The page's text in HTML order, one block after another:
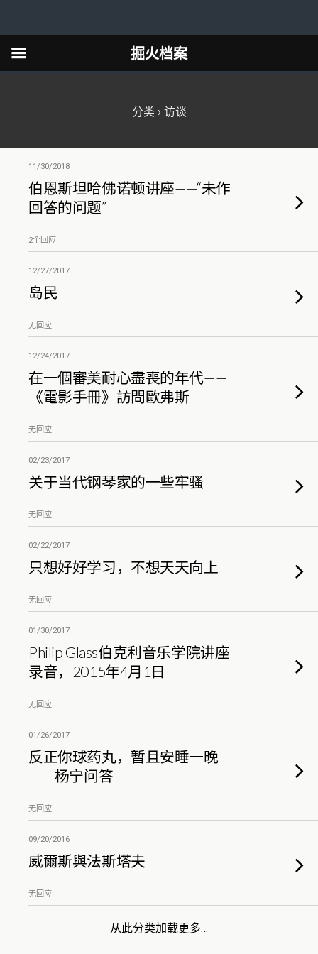
分类 › 访谈
11/30/2018
伯恩斯坦哈佛诺顿讲座——“未作
回答的问题”
2个回应
12/27/2017
岛民
无回应
12/24/2017
在一個審美耐心盡喪的年代——
《電影手冊》訪問歐弗斯
无回应
02/23/2017
关于当代钢琴家的一些牢骚
无回应
02/22/2017
只想好好学习，不想天天向上
无回应
01/30/2017
Philip Glass伯克利音乐学院讲座
录音，2015年4月1日
无回应
01/26/2017
反正你球药丸，暂且安睡一晚
—— 杨宁问答
无回应
09/20/2016
威爾斯與法斯塔夫
无回应
从此分类加载更多…
掘火档案